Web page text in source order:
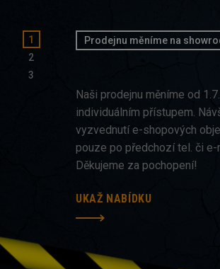
NUB MOD a PLUG skladem
NOVINKA!
UKAŽ NABÍDKU